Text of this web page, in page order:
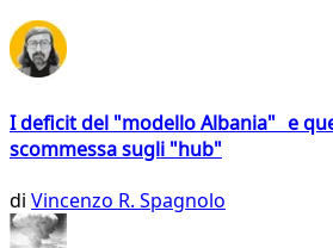
I deficit del "modello Albania" e
scommessa sugli "hub"
di Vincenzo R. Spagnolo